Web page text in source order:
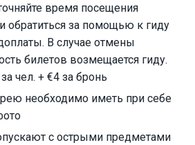
время посещения
обратиться за помощью к гиду
В случае отмены
билетов возмещается гиду.
чел. + €4 за бронь
необходимо иметь при себе
с острыми предметами